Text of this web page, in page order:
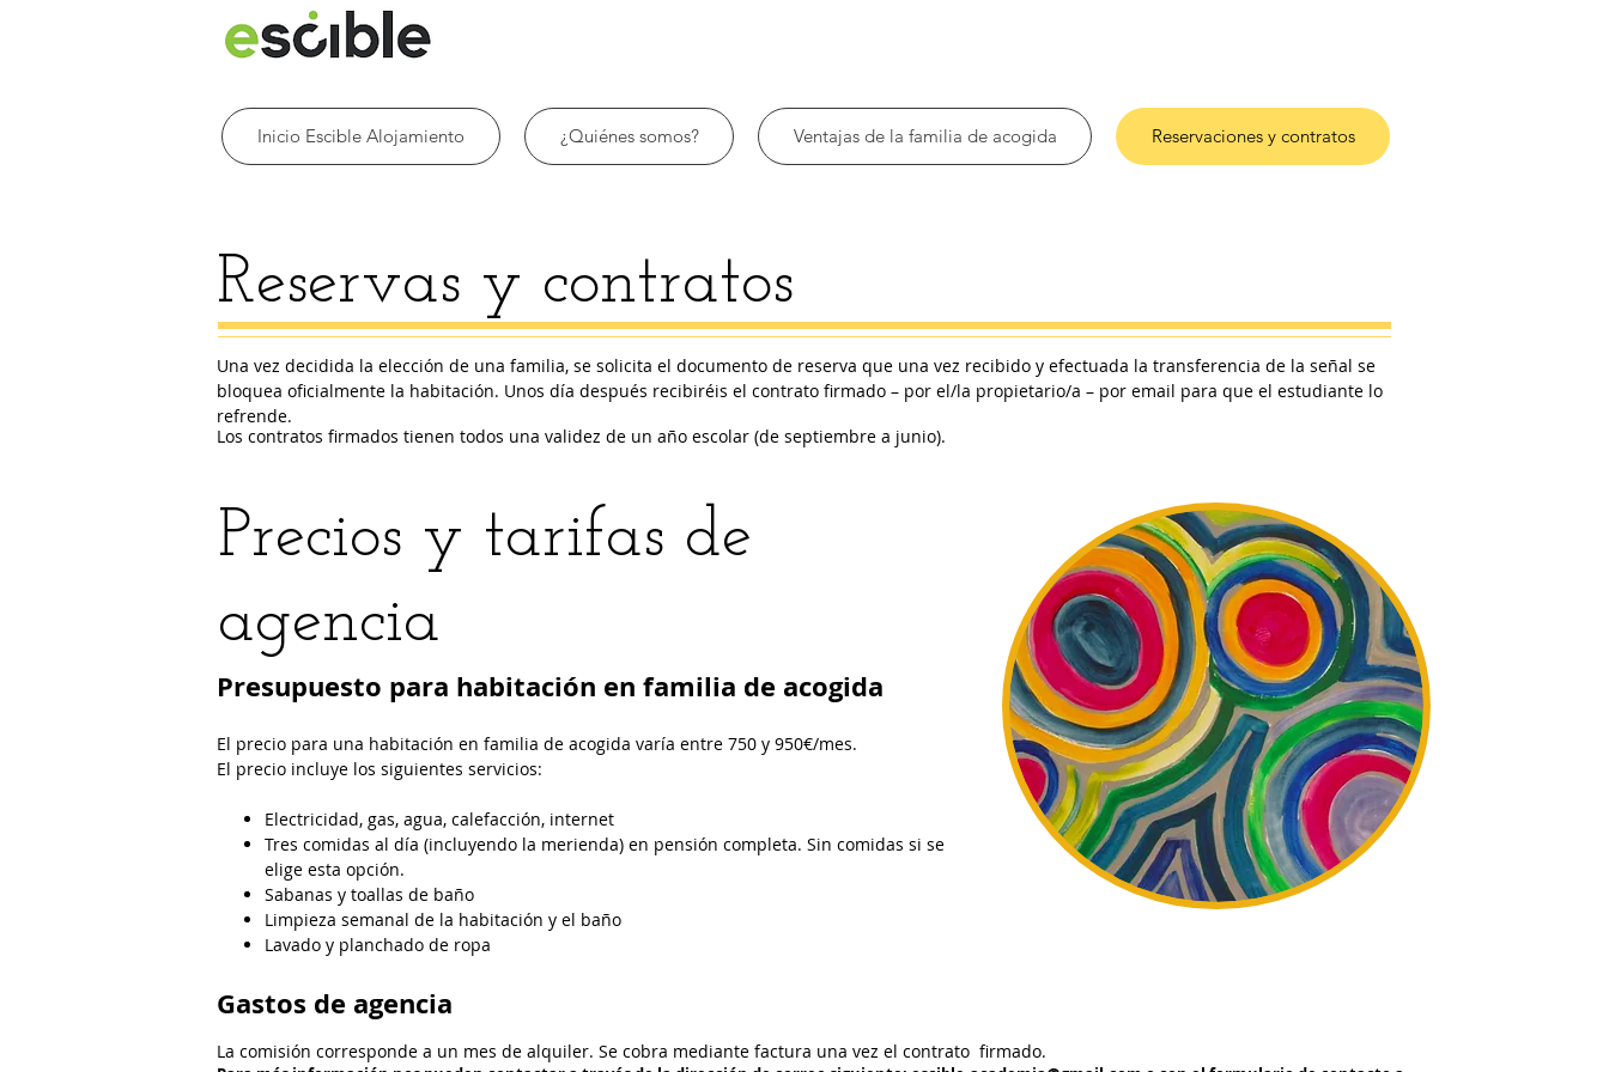
Inicio Escible Alojamiento ¿Quiénes somos? Ventajas de la familia de acogida Reservaciones y contratos
Reservas y contratos
Una vez decidida la elección de una familia, se solicita el documento de reserva que una vez recibido y efectuada la transferencia de la señal se
bloquea oficialmente la habitación. Unos día después recibiréis el contrato firmado – por el/la propietario/a – por email para que el estudiante lo
refrende.
Los contratos firmados tienen todos una validez de un año escolar (de septiembre a junio).
Precios y tarifas de
agencia
Presupuesto para habitación en familia de acogida
El precio para una habitación en familia de acogida varía entre 750 y 950€/mes.
El precio incluye los siguientes servicios:
Electricidad, gas, agua, calefacción, internet
Tres comidas al día (incluyendo la merienda) en pensión completa. Sin comidas si se
elige esta opción.
Sabanas y toallas de baño
Limpieza semanal de la habitación y el baño
Lavado y planchado de ropa
Gastos de agencia
La comisión corresponde a un mes de alquiler. Se cobra mediante factura una vez el contrato firmado.